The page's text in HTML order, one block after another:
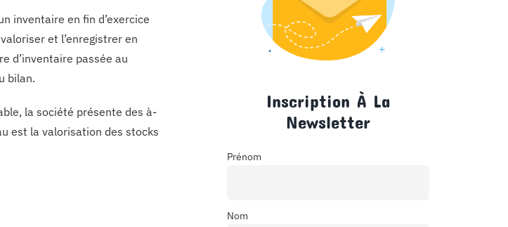
inventaire en fin d’exercice
et l’enregistrer en
d’inventaire passée au
bilan.
la société présente des à-
est la valorisation des stocks
Inscription À La
Newsletter
Prénom
Nom